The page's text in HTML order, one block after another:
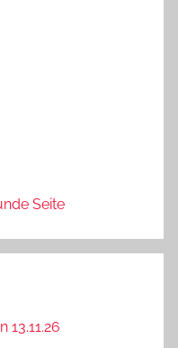
Seite